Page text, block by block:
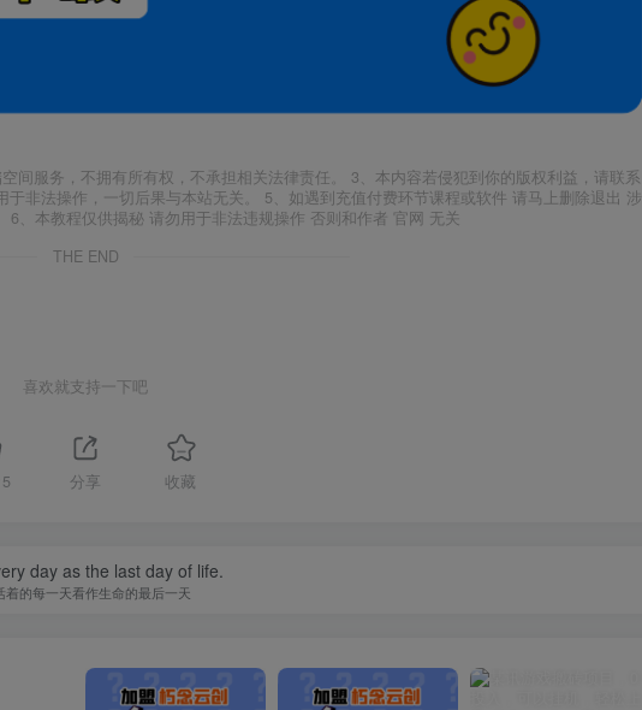
间服务，不拥有所有权，不承担相关法律责任。 3、本内容若侵犯到你的版权利益，请联系
非法操作，一切后果与本站无关。 5、如遇到充值付费环节课程或软件 请马上删除退出 涉
、本教程仅供揭秘 请勿用于非法违规操作 否则和作者 官网 无关
THE END
喜欢就支持一下吧
5 分享 收藏
day as the last day of life.
着的每一天看作生命的最后一天